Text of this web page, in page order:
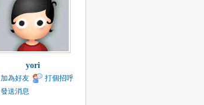
yori
加為好友
打個招呼
發送消息